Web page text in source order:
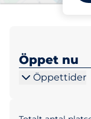
Öppet nu
Öppettider